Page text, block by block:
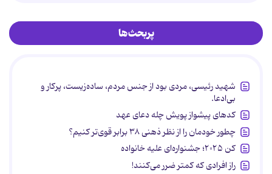
پربحث‌ها
شهید رئیسی، مردی بود از جنس مردم، ساده‌زیست، پرکار و
بی‌ادعا.
کدهای پیشواز پویش چله دعای عهد
چطور خودمان را از نظر ذهنی ۳۸ برابر قوی‌تر کنیم؟
کن ۲۰۲۵؛ جشنواره‌ای علیه خانواده
راز افرادی که کمتر ضرر می‌کنند!